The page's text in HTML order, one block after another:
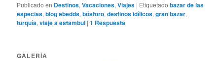
Publicado en Destinos,Vacaciones,Viajes | Etiquetado bazar de las
especias,blog ebedds,bósforo,destinos idílicos,gran bazar,
turquía,viaje a estambul |1 Respuesta
GALERÍA